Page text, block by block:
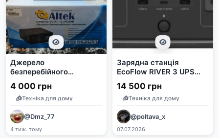
Джерело
безперебійного
живлення UPS Altek
ASK12-500
4 000 грн
Техніка для дому
@Dmz_77
4 тиж. тому
Зарядна станція
EcoFlow RIVER 3 UPS
600W 245Wh
14 500 грн
Техніка для дому
@poltava_x
07.07.2026